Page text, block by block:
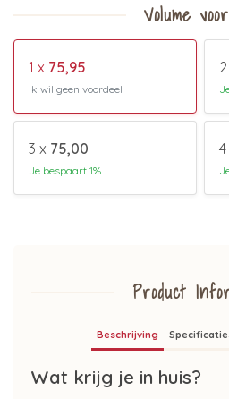
Volume
1 x 75,95
Ik wil geen voordeel
3 x 75,00
Je bespaart 1%
Product
Beschrijving
Wat krijg je in huis?